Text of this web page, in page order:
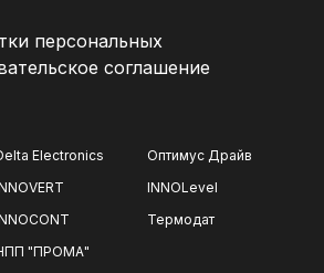
персональных
соглашение
Electronics
Оптимус Драйв
INNOLevel
Термодат
"ПРОМА"